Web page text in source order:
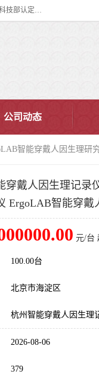
眼动仪多少钱?北京津发科技股份有限公司主营：事件相关电位仪、生理仪、肌电仪、脑电仪、皮电仪、眼动仪；是国家级高新技术企业、科技部认定的科技型中小企业和中关村高新技术企业，具备保密资格，具备自主进出口经营权；自主研发技术、产品与服务荣获多项省部级科学技术奖励、国家发明专利、国家软件著作权和省部级新技术新产品（服务）认证。
公司动态
智能穿戴人因生理研
穿戴人因生理记录
ErgoLAB智能穿戴
元/台
100.00台
北京市海淀区
杭州智能穿戴人因生理
2026-08-06
379